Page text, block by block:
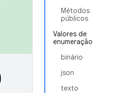
Métodos
públicos
Valores de
enumeração
binário
json
texto